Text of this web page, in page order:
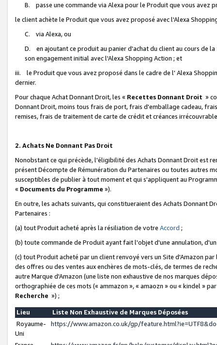
B. passe une commande via Alexa pour le Produit que vous avez
le client achète le Produit que vous avez proposé avec l'Alexa
C. via Alexa, ou
D. en ajoutant ce produit au panier d'achat du client au cours de
son engagement initial avec l'Alexa Shopping Action ; et
iii. le Produit que vous avez proposé dans le cadre de l' Alexa
dernier.
Pour chaque Achat Donnant Droit, les « Recettes Donnant Droit »
Donnant Droit, moins tous frais de port, frais d'emballage cadeau,
remises, frais de traitement de carte de crédit et créances
2. Achats Ne Donnant Pas Droit
Nonobstant ce qui précède, l'éligibilité des Achats Donnant Droit est
présent Décompte de Rémunération du Partenaires ou toutes autres
susceptibles de publier à tout moment et qui s'appliquent au
« Documents du Programme »).
En outre, les achats suivants, qui constitueraient des Achats Donnant
Partenaires :
(a) tout Produit acheté après la résiliation de votre Accord ;
(b) toute commande de Produit ayant fait l'objet d'une annulation,
(c) tout Produit acheté par un client renvoyé vers un Site d'Amazon
des offres ou des ventes aux enchères de mots-clés, de termes de
autre Marque d'Amazon (une liste non exhaustive de nos marques
orthographiée de ces mots (« ammazon », « amaozn » ou « kindel »
Recherche ») ;
Lieu
Liste Non Exhaustive de Marques Déposées
Royaume-
Uni
https://www.amazon.co.uk/gp/